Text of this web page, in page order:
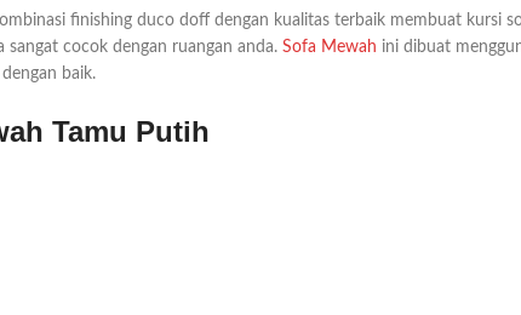
finishing duco doff dengan kualitas terbaik membuat kursi
cocok dengan ruangan anda. Sofa Mewah ini dibuat
baik.
Tamu Putih